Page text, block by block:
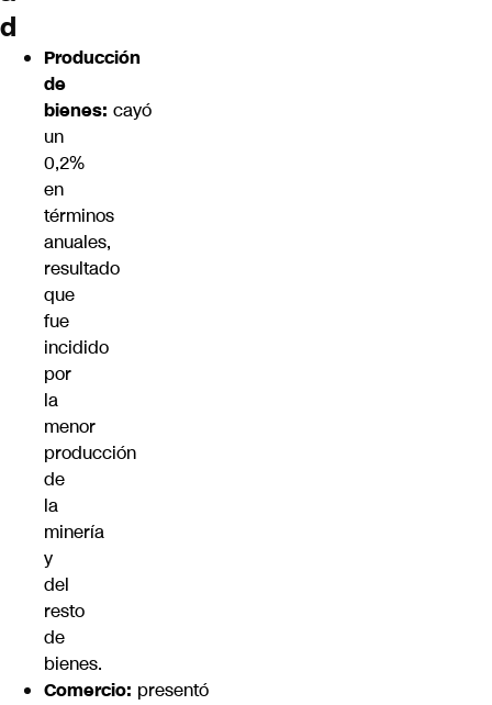
d
Producción
de
bienes: cayó
un
0,2%
en
términos
anuales,
resultado
que
fue
incidido
por
la
menor
producción
de
la
minería
y
del
resto
de
bienes.
Comercio: presentó